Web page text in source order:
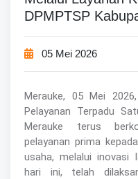
DPMPTSP
05 Mei 2026
Merauke, 05 Mei
Pelayanan Terpadu
Merauke terus
pelayanan prima
usaha, melalui inovasi
hari ini, telah